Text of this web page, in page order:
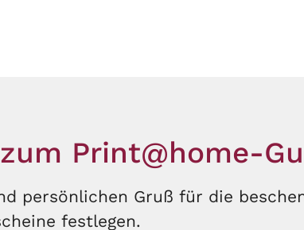
Print@home-
persönlichen Gruß für die
festlegen.